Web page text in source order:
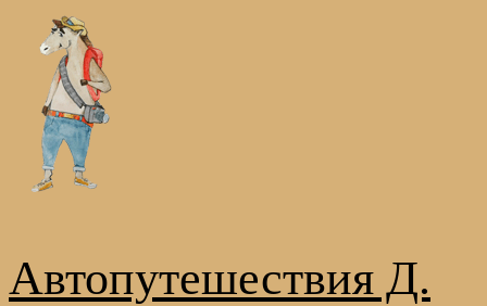
Перейти
содержимому
Автопутешествия Д.